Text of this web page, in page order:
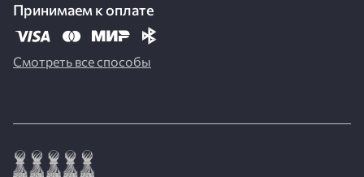
Принимаем к оплате
Смотреть все способы